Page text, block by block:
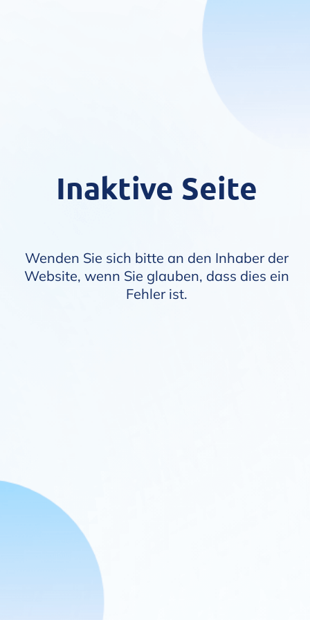
Inaktive Seite
Wenden Sie sich bitte an den Inhaber der
Website, wenn Sie glauben, dass dies ein
Fehler ist.